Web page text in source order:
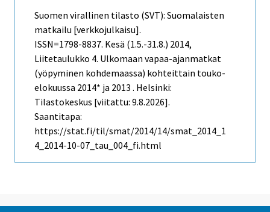
Suomen virallinen tilasto (SVT): Suomalaisten
matkailu [verkkojulkaisu].
ISSN=1798-8837. Kesä (1.5.-31.8.) 2014,
Liitetaulukko 4. Ulkomaan vapaa-ajanmatkat
(yöpyminen kohdemaassa) kohteittain touko-
elokuussa 2014* ja 2013 . Helsinki:
Tilastokeskus [viitattu: 9.8.2026].
Saantitapa:
https://stat.fi/til/smat/2014/14/smat_2014_1
4_2014-10-07_tau_004_fi.html